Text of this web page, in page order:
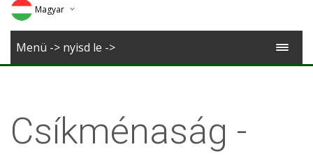
Magyar
Deutsch
Menü -> nyisd le ->
Csíkménaság -